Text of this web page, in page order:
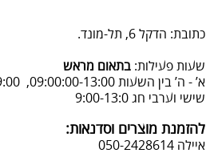
כתובת: הדקל 6, תל-מונד.
שעות פעילות: בתאום מראש
א’ - ה’ בין השעות 09:00:00-13:00, 16:00-19:00.
שישי וערבי חג 9:00-13:0
להזמנת מוצרים וסדנאות:
איילה 050-2428614